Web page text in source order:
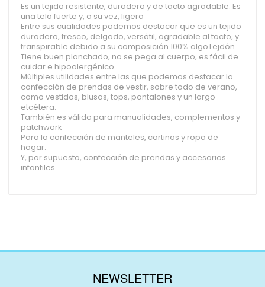
Es un tejido resistente, duradero y de tacto agradable. Es
una tela fuerte y, a su vez, ligera
Entre sus cualidades podemos destacar que es un tejido
duradero, fresco, delgado, versátil, agradable al tacto, y
transpirable debido a su composición 100% algoTejdón.
Tiene buen planchado, no se pega al cuerpo, es fácil de
cuidar e hipoalergénico.
Múltiples utilidades entre las que podemos destacar la
confección de prendas de vestir, sobre todo de verano,
como vestidos, blusas, tops, pantalones y un largo
etcétera.
También es válido para manualidades, complementos y
patchwork
Para la confección de manteles, cortinas y ropa de
hogar.
Y, por supuesto, confección de prendas y accesorios
infantiles
NEWSLETTER